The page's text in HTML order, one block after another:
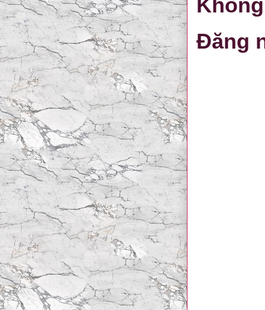
Đăng